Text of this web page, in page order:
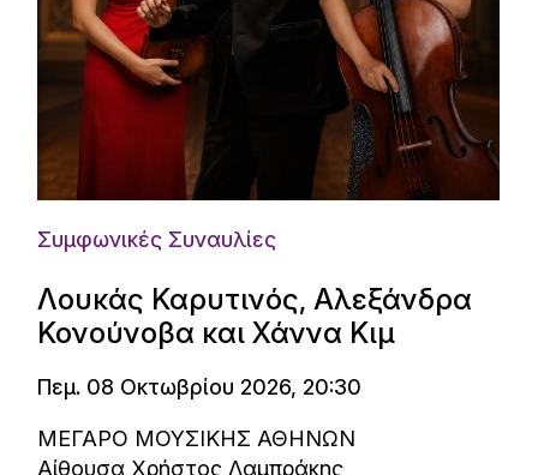
Συμφωνικές Συναυλίες
Λουκάς Καρυτινός, Αλεξάνδρα
Κονούνοβα και Χάννα Κιμ
Πεμ. 08 Οκτωβρίου 2026, 20:30
ΜΕΓΑΡΟ ΜΟΥΣΙΚΗΣ ΑΘΗΝΩΝ
Αίθουσα Χρήστος Λαμπράκης